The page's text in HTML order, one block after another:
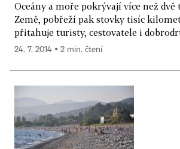
Oceány a moře pokrývají více než
Země, pobřeží pak stovky tisíc
přitahuje turisty, cestovatele i
24. 7. 2014 ▪ 2 min. čtení